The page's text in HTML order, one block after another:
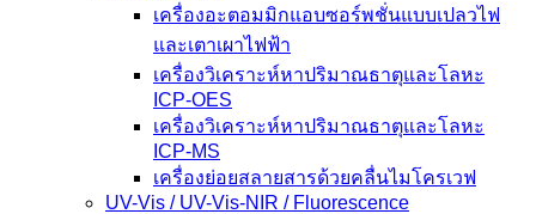
เครื่องอะตอมมิกแอบซอร์พชั่นแบบเปลวไฟ
และเตาเผาไฟฟ้า
เครื่องวิเคราะห์หาปริมาณธาตุและโลหะ
ICP-OES
เครื่องวิเคราะห์หาปริมาณธาตุและโลหะ
ICP-MS
เครื่องย่อยสลายสารด้วยคลื่นไมโครเวฟ
UV-Vis / UV-Vis-NIR / Fluorescence